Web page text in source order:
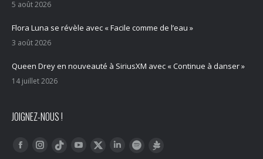
5 août 2026
Flora Luna se révèle avec « Facile comme de l’eau »
3 août 2026
Queen Drey en nouveauté à SiriusXM avec « Continue à danser »
14 juillet 2026
JOIGNEZ-NOUS !
Trouvez nous sur :
FacebookInstagram
Tiktok YouTubeTwitter LinkedInSpotify